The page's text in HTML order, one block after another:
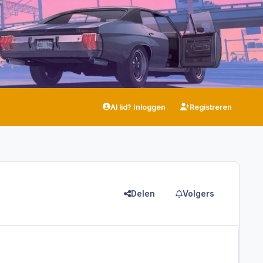
Al lid? Inloggen Registreren
Delen Volgers